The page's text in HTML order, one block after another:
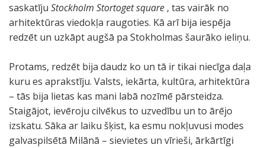
saskatīju Stockholm Stortoget square , tas vairāk no
arhitektūras viedokļa raugoties. Kā arī bija iespēja
redzēt un uzkāpt augšā pa Stokholmas šaurāko ieliņu.
Protams, redzēt bija daudz ko un tā ir tikai niecīga daļa
kuru es aprakstīju. Valsts, iekārta, kultūra, arhitektūra
– tās bija lietas kas mani labā nozīmē pārsteidza.
Staigājot, ievēroju cilvēkus to uzvedību un to ārējo
izskatu. Sāka ar laiku šķist, ka esmu nokļuvusi modes
galvaspilsētā Milānā – sievietes un vīrieši, ārkārtīgi